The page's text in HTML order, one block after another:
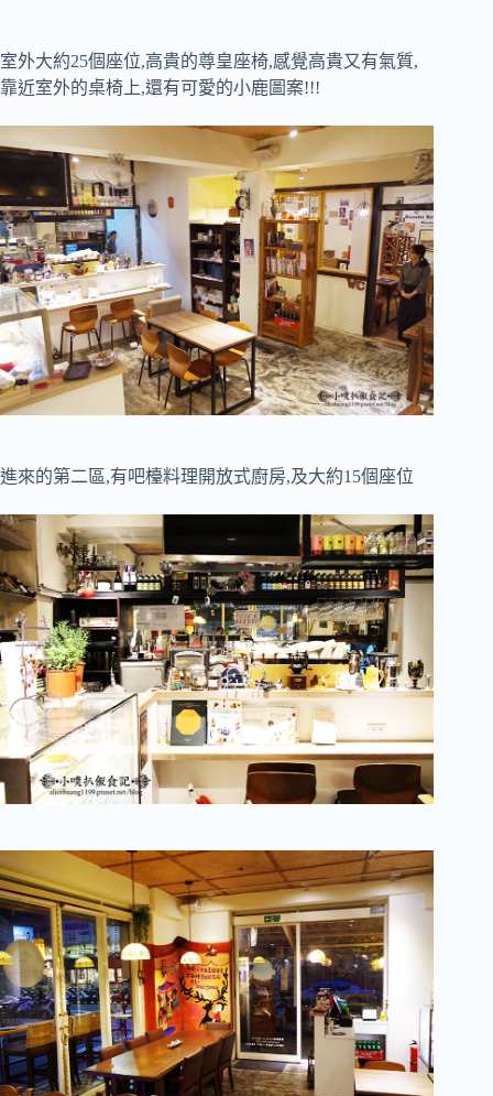
室外大約25個座位,高貴的尊皇座椅,感覺高貴又有氣質,
靠近室外的桌椅上,還有可愛的小鹿圖案!!!
進來的第二區,有吧檯料理開放式廚房,及大約15個座位